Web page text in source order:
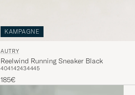
KAMPAGNE
AUTRY
Reelwind Running Sneaker Black
404142434445
185€